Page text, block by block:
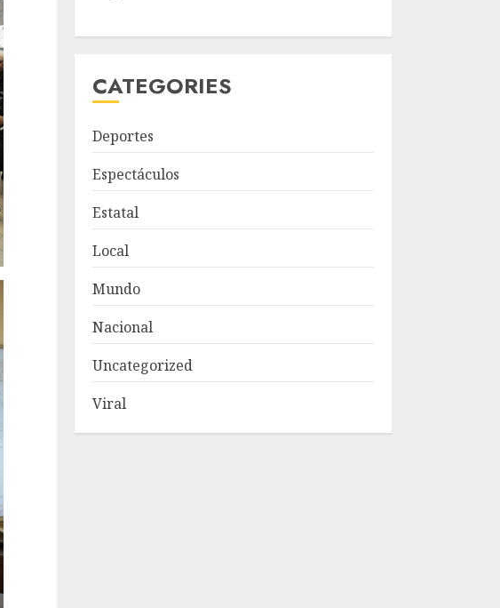
CATEGORIES
Deportes
Espectáculos
Estatal
Local
Mundo
Nacional
Uncategorized
Viral